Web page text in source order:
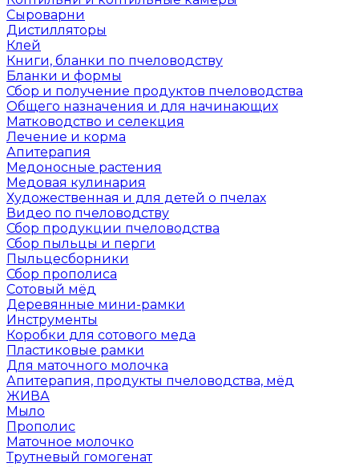
Сыроварни
Дистилляторы
Клей
Книги, бланки по пчеловодству
Бланки и формы
Сбор и получение продуктов пчеловодства
Общего назначения и для начинающих
Матководство и селекция
Лечение и корма
Апитерапия
Медоносные растения
Медовая кулинария
Художественная и для детей о пчелах
Видео по пчеловодству
Сбор продукции пчеловодства
Сбор пыльцы и перги
Пыльцесборники
Сбор прополиса
Сотовый мёд
Деревянные мини-рамки
Инструменты
Коробки для сотового меда
Пластиковые рамки
Для маточного молочка
Апитерапия, продукты пчеловодства, мёд
ЖИВА
Мыло
Прополис
Маточное молочко
Трутневый гомогенат